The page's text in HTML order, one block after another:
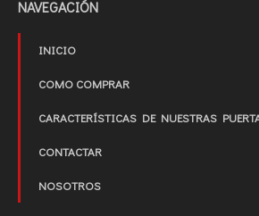
NAVEGACIÓN
INICIO
COMO COMPRAR
CARACTERÍSTICAS DE NUESTRAS
CONTACTAR
NOSOTROS